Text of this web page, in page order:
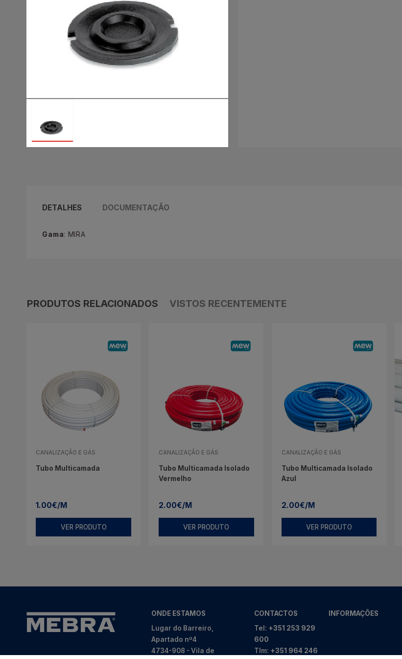
DETALHES DOCUMENTAÇÃO
Gama: MIRA
PRODUTOS RELACIONADOS VISTOS RECENTEMENTE
CANALIZAÇÃO E GÁS
Tubo Multicamada
1.00€/M
VER PRODUTO
CANALIZAÇÃO E GÁS
Tubo Multicamada Isolado
Vermelho
2.00€/M
VER PRODUTO
CANALIZAÇÃO E GÁS
Tubo Multicamada Isolado
Azul
2.00€/M
VER PRODUTO
ONDE ESTAMOS
Lugar do Barreiro,
Apartado nº4
4734-908 - Vila de
CONTACTOS
Tel: +351 253 929
600
Tlm: +351 964 246
INFORMAÇÕES